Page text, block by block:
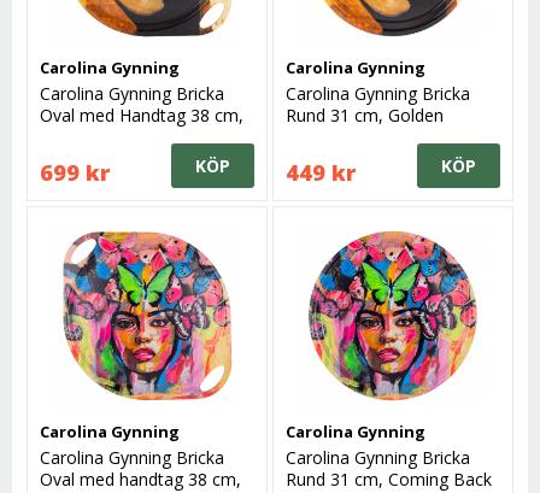
Carolina Gynning
Carolina Gynning Bricka
Oval med Handtag 38 cm,
699 kr KÖP
Carolina Gynning
Carolina Gynning Bricka
Rund 31 cm, Golden
449 kr KÖP
Carolina Gynning
Carolina Gynning Bricka
Oval med handtag 38 cm,
Carolina Gynning
Carolina Gynning Bricka
Rund 31 cm, Coming Back